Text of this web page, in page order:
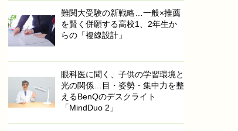
難関大受験の新戦略…一般×推薦
を賢く併願する高校1、2年生か
らの「複線設計」
眼科医に聞く、子供の学習環境と
光の関係…目・姿勢・集中力を整
えるBenQのデスクライト
「MindDuo 2」